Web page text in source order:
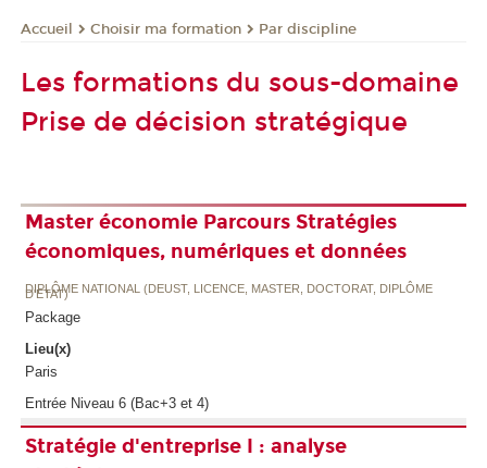
Accueil Choisir ma formation Par discipline
Les formations du sous-domaine
Prise de décision stratégique
Master économie Parcours Stratégies
économiques, numériques et données
DIPLÔME NATIONAL (DEUST, LICENCE, MASTER, DOCTORAT, DIPLÔME
D'ETAT)
Package
Lieu(x)
Paris
Entrée Niveau 6 (Bac+3 et 4)
Stratégie d'entreprise I : analyse